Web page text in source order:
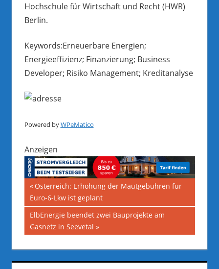
Hochschule für Wirtschaft und Recht (HWR)
Berlin.
Keywords:Erneuerbare Energien;
Energieeffizienz; Finanzierung; Business
Developer; Risiko Management; Kreditanalyse
Powered byWPeMatico
Anzeigen
Beitragsnavigation
Vorheriger
Beitrag:
Österreich: Erhöhung der Mautgebühren für
Euro-6-Lkw ist geplant
Nächster
Beitrag:
ElbEnergie beendet zwei Bauprojekte am
Gasnetz in Seevetal